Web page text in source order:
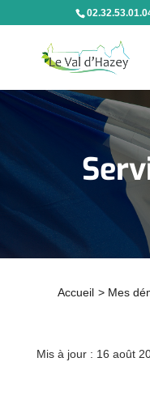
Accueil > Mes
Mis à jour : 16 août